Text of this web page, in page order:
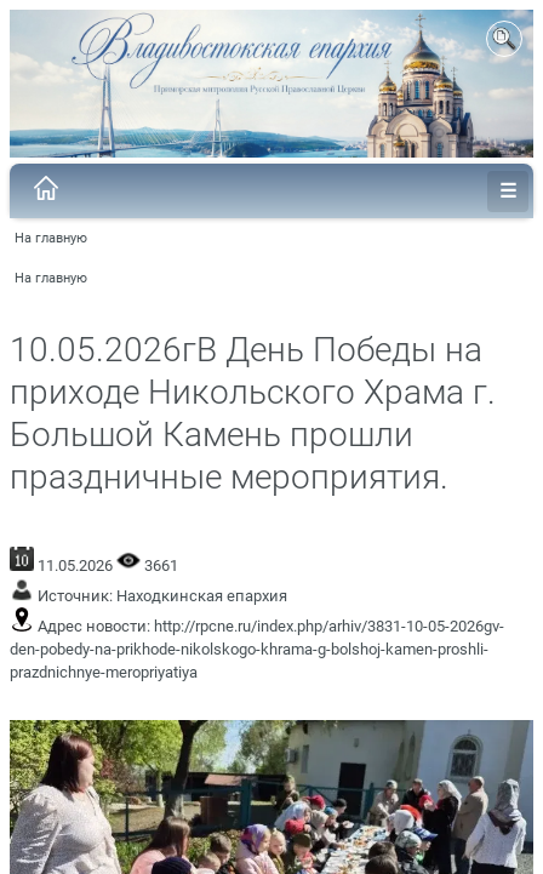
На главную
На главную
10.05.2026гВ День Победы на
приходе Никольского Храма г.
Большой Камень прошли
праздничные мероприятия.
11.05.2026
3661
Источник: Находкинская епархия
Адрес новости: http://rpcne.ru/index.php/arhiv/3831-10-05-2026gv-
den-pobedy-na-prikhode-nikolskogo-khrama-g-bolshoj-kamen-proshli-
prazdnichnye-meropriyatiya